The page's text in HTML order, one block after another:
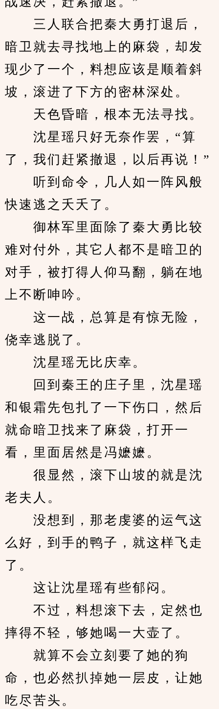
三人联合把秦大勇打退后，
暗卫就去寻找地上的麻袋，却发
现少了一个，料想应该是顺着斜
坡，滚进了下方的密林深处。
天色昏暗，根本无法寻找。
沈星瑶只好无奈作罢，“算
了，我们赶紧撤退，以后再说！”
听到命令，几人如一阵风般
快速逃之夭夭了。
御林军里面除了秦大勇比较
难对付外，其它人都不是暗卫的
对手，被打得人仰马翻，躺在地
上不断呻吟。
这一战，总算是有惊无险，
侥幸逃脱了。
沈星瑶无比庆幸。
回到秦王的庄子里，沈星瑶
和银霜先包扎了一下伤口，然后
就命暗卫找来了麻袋，打开一
看，里面居然是冯嬷嬷。
很显然，滚下山坡的就是沈
老夫人。
没想到，那老虔婆的运气这
么好，到手的鸭子，就这样飞走
了。
这让沈星瑶有些郁闷。
不过，料想滚下去，定然也
摔得不轻，够她喝一大壶了。
就算不会立刻要了她的狗
命，也必然扒掉她一层皮，让她
吃尽苦头。